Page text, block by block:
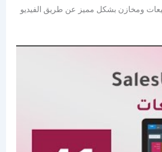
ومخازن بشكل مميز عن طريق الفيديو